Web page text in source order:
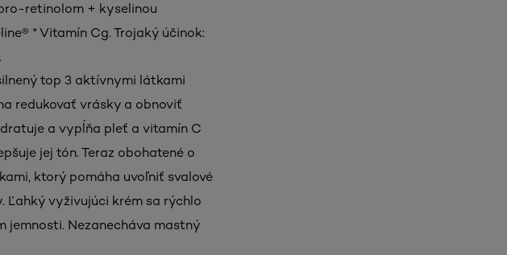
retinolom + kyselinou
* Vitamín Cg. Trojaký účinok:
top 3 aktívnymi látkami
redukovať vrásky a obnoviť
a vypĺňa pleť a vitamín C
jej tón. Teraz obohatené o
ktorý pomáha uvoľniť svalové
vyživujúci krém sa rýchlo
jemnosti. Nezanecháva mastný